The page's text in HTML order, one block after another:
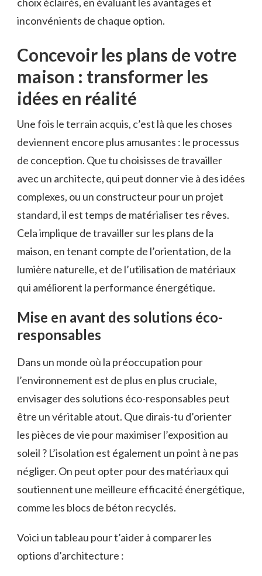
inconvénients de chaque option.
Concevoir les plans de votre
maison : transformer les
idées en réalité
Une fois le terrain acquis, c’est là que les choses
deviennent encore plus amusantes : le processus
de conception. Que tu choisisses de travailler
avec un architecte, qui peut donner vie à des idées
complexes, ou un constructeur pour un projet
standard, il est temps de matérialiser tes rêves.
Cela implique de travailler sur les plans de la
maison, en tenant compte de l’orientation, de la
lumière naturelle, et de l’utilisation de matériaux
qui améliorent la performance énergétique.
Mise en avant des solutions éco-
responsables
Dans un monde où la préoccupation pour
l’environnement est de plus en plus cruciale,
envisager des solutions éco-responsables peut
être un véritable atout. Que dirais-tu d’orienter
les pièces de vie pour maximiser l’exposition au
soleil ? L’isolation est également un point à ne pas
négliger. On peut opter pour des matériaux qui
soutiennent une meilleure efficacité énergétique,
comme les blocs de béton recyclés.
Voici un tableau pour t’aider à comparer les
options d’architecture :